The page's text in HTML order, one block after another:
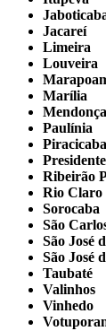
Jacareí
Limeira
Louveira
Marília
Mendonça
Paulínia
Piracicaba
Ribeirão
Rio Claro
Sorocaba
São
São José
São José
Taubaté
Valinhos
Vinhedo